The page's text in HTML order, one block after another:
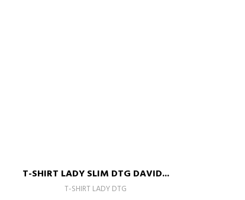
T-SHIRT LADY SLIM DTG DAVID...
T-SHIRT LADY DTG
– +